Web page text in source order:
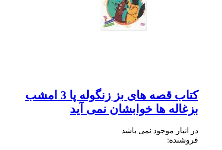
کتاب قصه های بز زنگوله پا 3 امشب
بزغاله ها خوابشان نمی آید
در انبار موجود نمی باشد
فروشنده: